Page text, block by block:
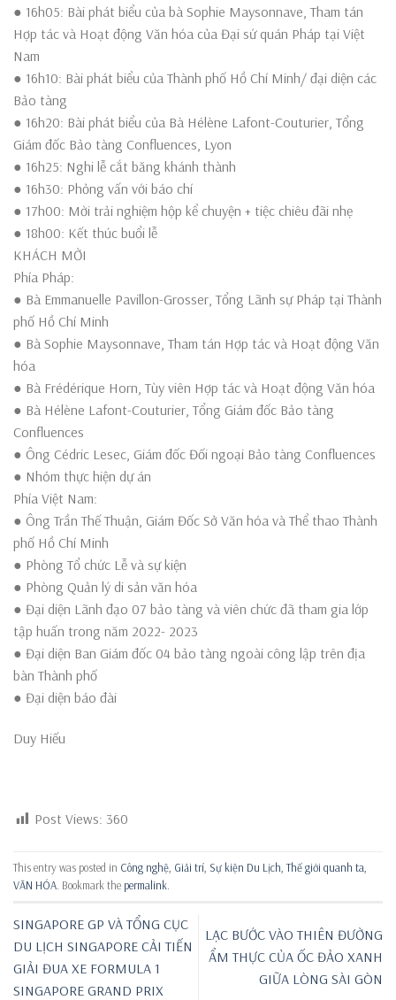
● 16h05: Bài phát biểu của bà Sophie Maysonnave, Tham tán
Hợp tác và Hoạt động Văn hóa của Đại sứ quán Pháp tại Việt
Nam
● 16h10: Bài phát biểu của Thành phố Hồ Chí Minh/ đại diện các
Bảo tàng
● 16h20: Bài phát biểu của Bà Hélène Lafont-Couturier, Tổng
Giám đốc Bảo tàng Confluences, Lyon
● 16h25: Nghi lễ cắt băng khánh thành
● 16h30: Phỏng vấn với báo chí
● 17h00: Mời trải nghiệm hộp kể chuyện + tiệc chiêu đãi nhẹ
● 18h00: Kết thúc buổi lễ
KHÁCH MỜI
Phía Pháp:
● Bà Emmanuelle Pavillon-Grosser, Tổng Lãnh sự Pháp tại Thành
phố Hồ Chí Minh
● Bà Sophie Maysonnave, Tham tán Hợp tác và Hoạt động Văn
hóa
● Bà Frédérique Horn, Tùy viên Hợp tác và Hoạt động Văn hóa
● Bà Hélène Lafont-Couturier, Tổng Giám đốc Bảo tàng
Confluences
● Ông Cédric Lesec, Giám đốc Đối ngoại Bảo tàng Confluences
● Nhóm thực hiện dự án
Phía Việt Nam:
● Ông Trần Thế Thuận, Giám Đốc Sở Văn hóa và Thể thao Thành
phố Hồ Chí Minh
● Phòng Tổ chức Lễ và sự kiện
● Phòng Quản lý di sản văn hóa
● Đại diện Lãnh đạo 07 bảo tàng và viên chức đã tham gia lớp
tập huấn trong năm 2022- 2023
● Đại diện Ban Giám đốc 04 bảo tàng ngoài công lập trên địa
bàn Thành phố
● Đại diện báo đài
Duy Hiếu
Post Views: 360
This entry was posted in Công nghệ Giải trí Sự kiện Du Lịch ,Thế giới quanh ta
VĂN HÓA . Bookmark the permalink
SINGAPORE GP VÀ TỔNG CỤC
DU LỊCH SINGAPORE CẢI TIẾN
GIẢI ĐUA XE FORMULA 1
SINGAPORE GRAND PRIX
LẠC BƯỚC VÀO THIÊN ĐƯỜNG
ẨM THỰC CỦA ỐC ĐẢO XANH
GIỮA LÒNG SÀI GÒN